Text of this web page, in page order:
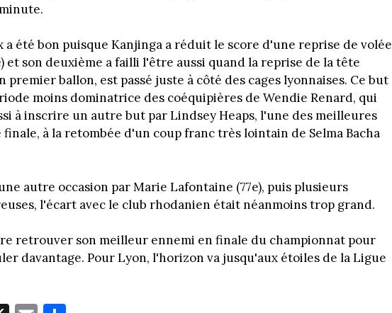
a été bon puisque Kanjinga a réduit le score d'une reprise de volée
et son deuxième a failli l'être aussi quand la reprise de la tête
premier ballon, est passé juste à côté des cages lyonnaises. Ce but
moins dominatrice des coéquipières de Wendie Renard, qui
à inscrire un autre but par Lindsey Heaps, l'une des meilleures
à la retombée d'un coup franc très lointain de Selma Bacha
autre occasion par Marie Lafontaine (77e), puis plusieurs
l'écart avec le club rhodanien était néanmoins trop grand.
retrouver son meilleur ennemi en finale du championnat pour
davantage. Pour Lyon, l'horizon va jusqu'aux étoiles de la Ligue